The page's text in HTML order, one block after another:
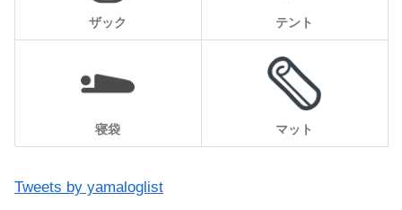
ザック テント
寝袋 マット
Tweets by yamaloglist